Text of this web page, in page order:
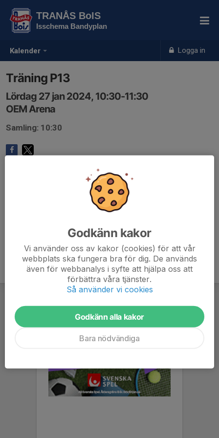
Kalender Logga in
TRANÅS BoIS
Isschema Bandyplan
Träning P13
Lördag 27 jan 2024, 10:30-11:30
OEM Arena
Samling: 10:30
Godkänn kakor
Vi använder oss av kakor (cookies) för att vår
webbplats ska fungera bra för dig. De används
även för webbanalys i syfte att hjälpa oss att
förbättra våra tjänster.
Så använder vi cookies
Godkänn alla kakor
Bara nödvändiga